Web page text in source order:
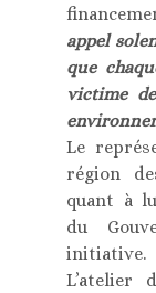
appel
que
victime
Le
région
quant à
du
initiative.
L’atelier